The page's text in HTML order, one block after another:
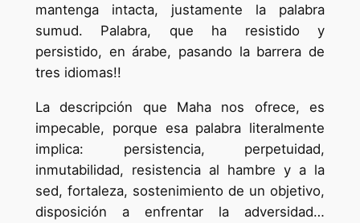
mantenga intacta, justamente la palabra
sumud. Palabra, que ha resistido y
persistido, en árabe, pasando la barrera de
tres idiomas!!
La descripción que Maha nos ofrece, es
impecable, porque esa palabra literalmente
implica: persistencia, perpetuidad,
inmutabilidad, resistencia al hambre y a la
sed, fortaleza, sostenimiento de un objetivo,
disposición a enfrentar la adversidad…